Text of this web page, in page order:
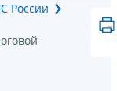
России